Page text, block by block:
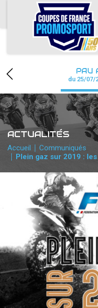
ACCUEIL
ACTUS
CALENDRIER
CHAMPIONNAT
RÉSULTATS
PHOTOS / WEB
PARTENAIRES
accéder à la
PAU
du 25/07/
ACTUALITÉS
Accueil
Communiqués
Plein gaz sur 2019 :